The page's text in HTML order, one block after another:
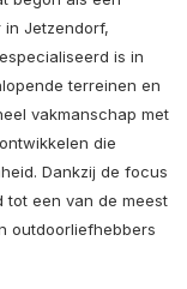
in Jetzendorf,
is in
terreinen en
vakmanschap met
die
Dankzij de focus
tot een van de meest
outdoorliefhebbers